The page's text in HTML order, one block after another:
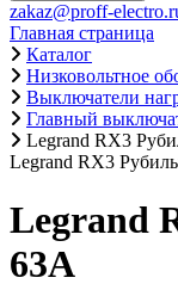
zakaz@proff-
Главная страница
Каталог
Низковольтное
Выключатели
Главный
Legrand RX3
Legrand RX3
Legrand
63А